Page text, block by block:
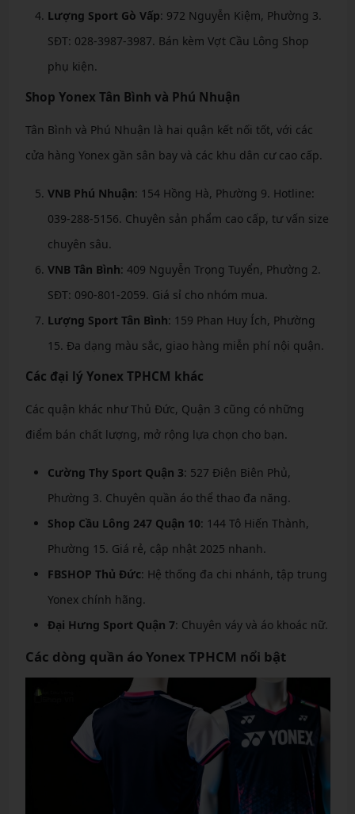
Lượng Sport Gò Vấp: 972 Nguyễn Kiệm, Phường 3.
SĐT: 028-3987-3987. Bán kèm Vợt Cầu Lông Shop
phụ kiện.
Shop Yonex Tân Bình và Phú Nhuận
Tân Bình và Phú Nhuận là hai quận kết nối tốt, với các
cửa hàng Yonex gần sân bay và các khu dân cư cao cấp.
VNB Phú Nhuận: 154 Hồng Hà, Phường 9. Hotline:
039-288-5156. Chuyên sản phẩm cao cấp, tư vấn size
chuyên sâu.
VNB Tân Bình: 409 Nguyễn Trọng Tuyển, Phường 2.
SĐT: 090-801-2059. Giá sỉ cho nhóm mua.
Lượng Sport Tân Bình: 159 Phan Huy Ích, Phường
15. Đa dạng màu sắc, giao hàng miễn phí nội quận.
Các đại lý Yonex TPHCM khác
Các quận khác như Thủ Đức, Quận 3 cũng có những
điểm bán chất lượng, mở rộng lựa chọn cho bạn.
Cường Thy Sport Quận 3: 527 Điện Biên Phủ,
Phường 3. Chuyên quần áo thể thao đa năng.
Shop Cầu Lông 247 Quận 10: 144 Tô Hiến Thành,
Phường 15. Giá rẻ, cập nhật 2025 nhanh.
FBSHOP Thủ Đức: Hệ thống đa chi nhánh, tập trung
Yonex chính hãng.
Đại Hưng Sport Quận 7: Chuyên váy và áo khoác nữ.
Các dòng quần áo Yonex TPHCM nổi bật